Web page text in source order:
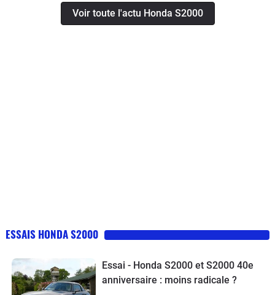
Voir toute l'actu Honda S2000
ESSAIS HONDA S2000
Essai - Honda S2000 et S2000 40e
anniversaire : moins radicale ?